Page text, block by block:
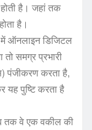
है। जहां तक
है।
में ऑनलाइन डिजिटल
तो समग्र प्रभारी
पंजीकरण करता है,
यह पुष्टि करता है
तक वे एक वकील की